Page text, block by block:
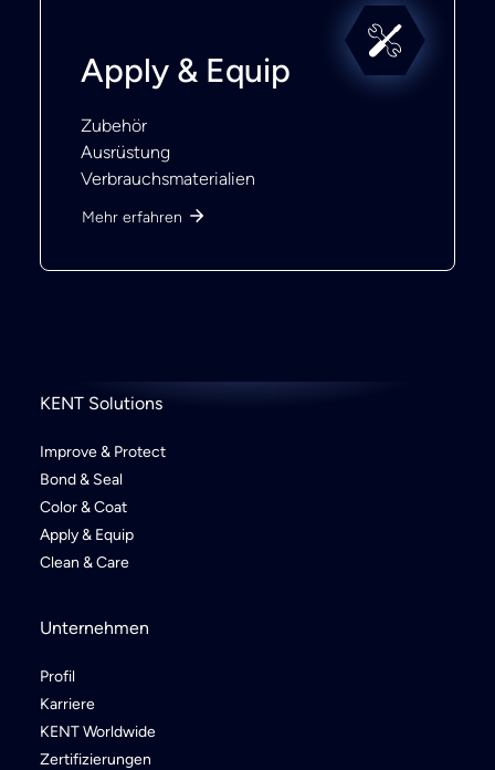
Apply & Equip
Zubehör
Ausrüstung
Verbrauchsmaterialien
Mehr erfahren
KENT Solutions
Improve & Protect
Bond & Seal
Color & Coat
Apply & Equip
Clean & Care
Unternehmen
Profil
Karriere
KENT Worldwide
Zertifizierungen